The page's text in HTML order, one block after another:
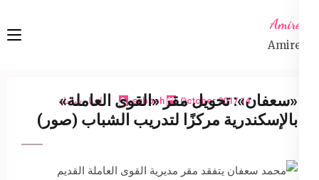
content
Amireta
Amireta
14 October 2017
sabbeh اخبار شاملة
«سعفان»: تحويل مقر «القوى العاملة»
بالإسكندرية مركزًا لتدريب الشباب (صور)